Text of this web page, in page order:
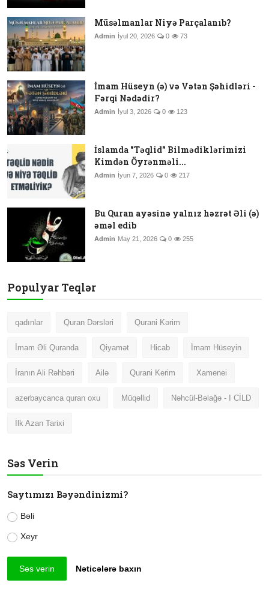
Müsəlmanlar Niyə Parçalanıb?
Admin İyul 20, 2026 0 73
İmam Hüseyn (ə) və Vətən Şəhidləri -
Fərqi Nədədir?
Admin İyul 3, 2026 0 123
İslamda "Təqlid" Bilmədiklərimizi
Kimdən Öyrənməli...
Admin İyun 7, 2026 0 217
Bu Quran ayəsinə yalnız həzrət Əli (ə)
əməl edib
Admin May 21, 2026 0 255
Populyar Teqlər
qadınlar Quran Dərsləri Qurani Kərim
İmam Əli Quranda Qiyamət Hicab İmam Hüseyin
İranın Ali Rəhbəri Ailə Qurani Kerim Xamenei
azerbaycanca quran oxu Müqəllid Nəhcül-Bəlağə - I CİLD
İlk Azan Tarixi
Səs Verin
Saytımızı Bəyəndinizmi?
Bəli
Xeyr
Səs verin Nəticələrə baxın